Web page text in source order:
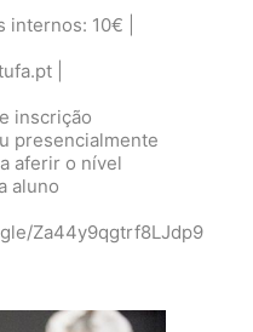
10€ |
|
inscrição
presencialmente
aferir o nível
aluno
Za44y9qgtrf8LJdp9